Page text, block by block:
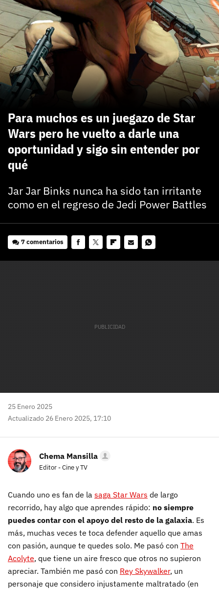
Para muchos es un juegazo de Star
Wars pero he vuelto a darle una
oportunidad y sigo sin entender por
qué
Jar Jar Binks nunca ha sido tan irritante
como en el regreso de Jedi Power Battles
7 comentarios
25 Enero 2025
Actualizado 26 Enero 2025, 17:10
Chema Mansilla
Editor - Cine y TV
Cuando uno es fan de la saga Star Wars de largo
recorrido, hay algo que aprendes rápido: no siempre
puedes contar con el apoyo del resto de la galaxia. Es
más, muchas veces te toca defender aquello que amas
con pasión, aunque te quedes solo. Me pasó con The
Acolyte, que tiene un aire fresco que otros no supieron
apreciar. También me pasó con Rey Skywalker, un
personaje que considero injustamente maltratado (en
¿Todavía no tienes cuenta?
Regístrate gratis
El inicio de sesión con Facebook ya no está
disponible, pero puedes seguir usando tu cuenta
de 3DJuegos:
Recupera tu acceso con Facebook
carácter inicial), pero no mayúsculas, espacios, tildes
o caracteres especiales.
He leído y acepto la
politica de privacidad y
de participación
Registrarse en 3DJuegos
Entra con Google
¿Ya tienes cuenta?
Entra en 3DJuegos